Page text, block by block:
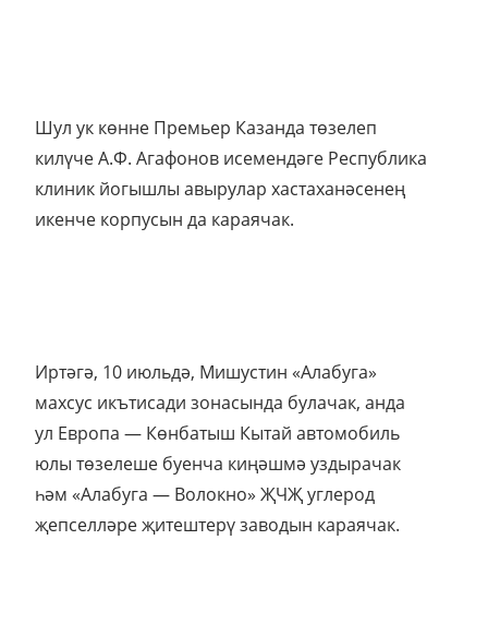
Шул ук көнне Премьер Казанда төзелеп
килүче А.Ф. Агафонов исемендәге Республика
клиник йогышлы авырулар хастаханәсенең
икенче корпусын да караячак.
Иртәгә, 10 июльдә, Мишустин «Алабуга»
махсус икътисади зонасында булачак, анда
ул Европа — Көнбатыш Кытай автомобиль
юлы төзелеше буенча киңәшмә уздырачак
һәм «Алабуга — Волокно» ҖЧҖ углерод
җепселләре җитештерү заводын караячак.